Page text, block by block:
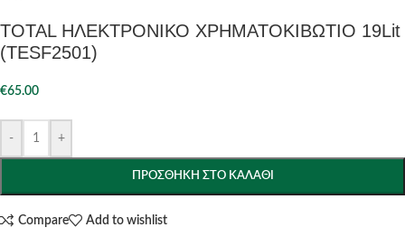
TOTAL ΗΛΕΚΤΡΟΝΙΚΟ ΧΡΗΜΑΤΟΚΙΒΩΤΙΟ 19Lit
(TESF2501)
€65.00
- +
ΠΡΟΣΘΉΚΗ ΣΤΟ ΚΑΛΆΘΙ
Compare Add to wishlist